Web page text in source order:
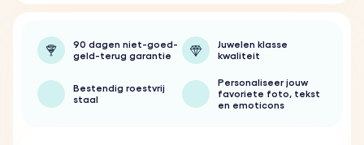
90 dagen niet-goed-
geld-terug garantie
Juwelen klasse
kwaliteit
Bestendig roestvrij
staal
Personaliseer jouw
favoriete foto, tekst
en emoticons